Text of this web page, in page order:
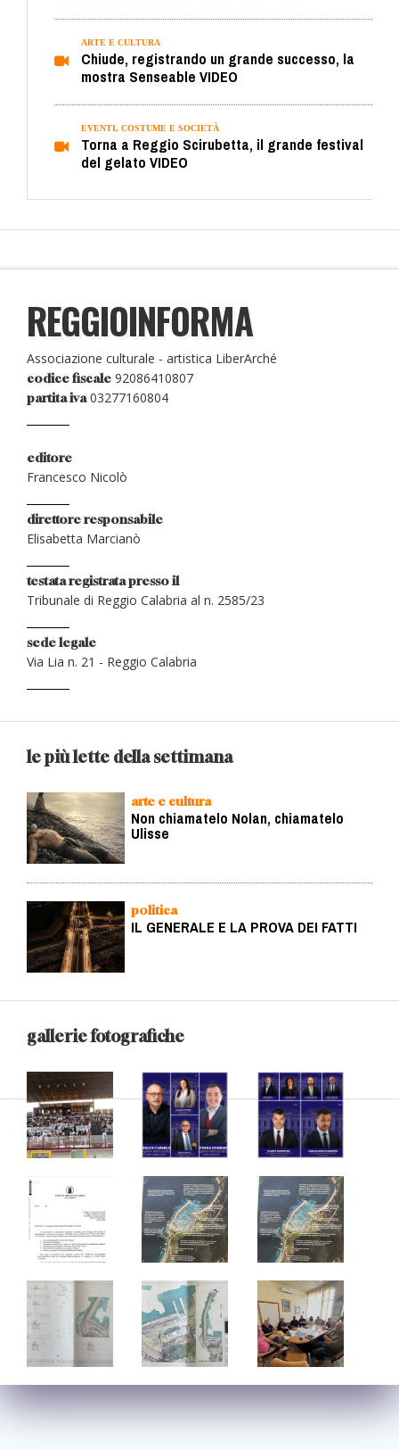
ARTE E CULTURA
Chiude, registrando un grande successo, la
mostra Senseable VIDEO
EVENTI, COSTUME E SOCIETÀ
Torna a Reggio Scirubetta, il grande festival
del gelato VIDEO
REGGIOINFORMA
Associazione culturale - artistica LiberArché
codice fiscale 92086410807
partita iva03277160804
editore
Francesco Nicolò
direttore responsabile
Elisabetta Marcianò
testata registrata presso il
Tribunale di Reggio Calabria al n. 2585/23
sede legale
Via Lia n. 21 - Reggio Calabria
le più lette della settimana
arte e cultura
Non chiamatelo Nolan, chiamatelo
Ulisse
politica
IL GENERALE E LA PROVA DEI FATTI
gallerie fotografiche